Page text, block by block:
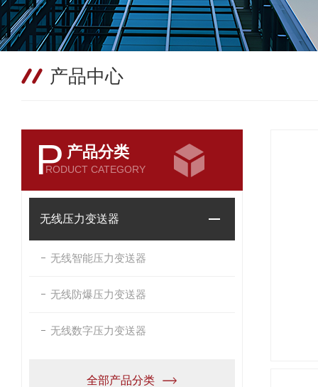
产品中心
P 产品分类
RODUCT CATEGORY
无线压力变送器
无线智能压力变送器
无线防爆压力变送器
无线数字压力变送器
全部产品分类